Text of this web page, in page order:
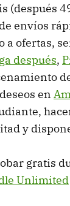
(después
envíos
a ofertas,
después,
en
y
gratis
Unlimited